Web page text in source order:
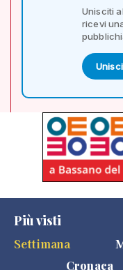
Unisciti
ricevi
Più visti
Settimana
Cronaca